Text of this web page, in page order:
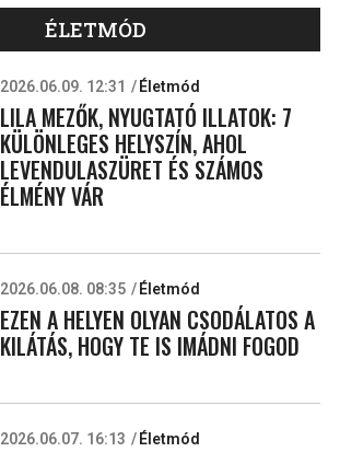
ÉLETMÓD
2026.06.09. 12:31 Életmód
LILA MEZŐK, NYUGTATÓ ILLATOK: 7
KÜLÖNLEGES HELYSZÍN, AHOL
LEVENDULASZÜRET ÉS SZÁMOS
ÉLMÉNY VÁR
2026.06.08. 08:35 Életmód
EZEN A HELYEN OLYAN CSODÁLATOS A
KILÁTÁS, HOGY TE IS IMÁDNI FOGOD
2026.06.07. 16:13 Életmód